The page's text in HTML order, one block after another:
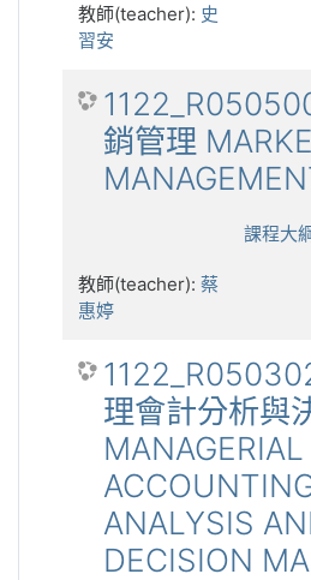
教師(teacher): 史
習安
銷管理
課程大
教師(teacher): 蔡
惠婷
理會計分析與
MANAGERIAL
ANALYSIS
DECISION